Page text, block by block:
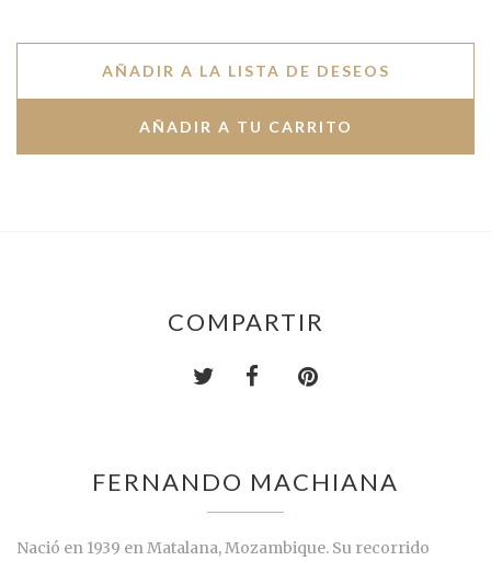
AÑADIR A LA LISTA DE DESEOS
COMPARTIR
FERNANDO MACHIANA
Nació en 1939 en Matalana, Mozambique. Su recorrido